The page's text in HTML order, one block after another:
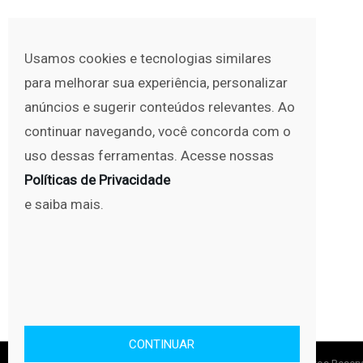
Usamos cookies e tecnologias similares
para melhorar sua experiência, personalizar
anúncios e sugerir conteúdos relevantes. Ao
continuar navegando, você concorda com o
uso dessas ferramentas. Acesse nossas
Políticas de Privacidade
e saiba mais.
CONTINUAR